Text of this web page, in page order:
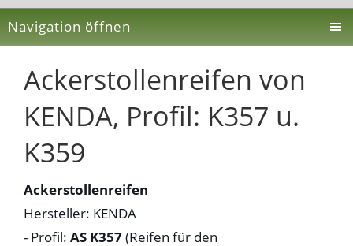
Navigation öffnen
Ackerstollenreifen von
KENDA, Profil: K357 u.
K359
Ackerstollenreifen
Hersteller: KENDA
- Profil: AS K357(Reifen für den